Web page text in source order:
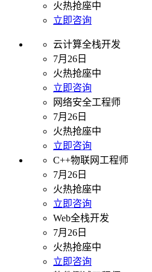
火热抢座中
立即咨询
云计算全栈开发
7月26日
火热抢座中
立即咨询
网络安全工程师
7月26日
火热抢座中
立即咨询
C++物联网工程师
7月26日
火热抢座中
立即咨询
Web全栈开发
7月26日
火热抢座中
立即咨询